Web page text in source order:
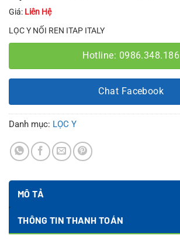
Giá: Liên Hệ
LỌC Y NỐI REN ITAP ITALY
Hotline: 0986.348.186
Chat Facebook
Danh mục: LỌC Y
MÔ TẢ
THÔNG TIN THANH TOÁN